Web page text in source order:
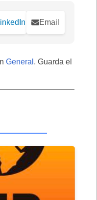
Email
General . Guarda el